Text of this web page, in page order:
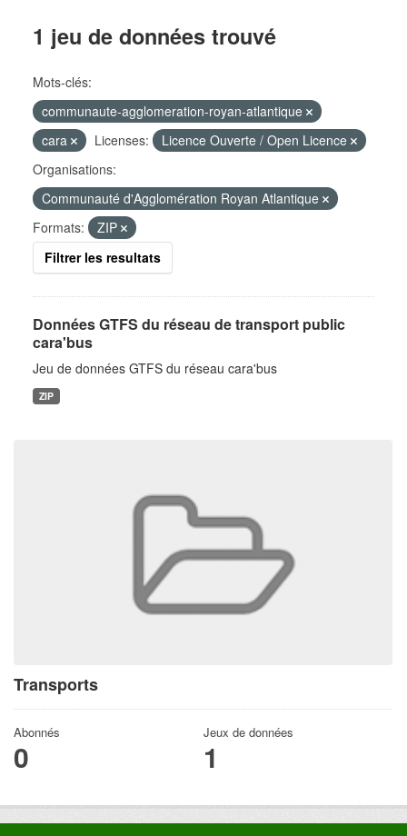
Transports
Abonnés
0
Jeux de données
1
1 jeu de données trouvé
Mots-clés:
communaute-agglomeration-royan-atlantique
cara
Licenses:
Licence Ouverte / Open Licence
Organisations:
Communauté d'Agglomération Royan Atlantique
Formats:
ZIP
Filtrer les resultats
Données GTFS du réseau de transport public
cara'bus
Jeu de données GTFS du réseau cara'bus
ZIP